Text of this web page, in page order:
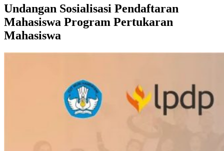
Undangan Sosialisasi Pendaftaran
Mahasiswa Program Pertukaran
Mahasiswa